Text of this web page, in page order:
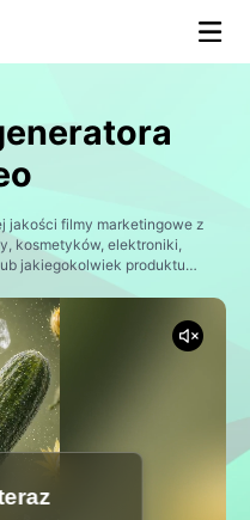
▼
narzędzia
jakości filmy marketingowe z
kosmetyków, elektroniki,
jakiegokolwiek produktu
reklamy stylu życia, sceny
stylu influencerów i kampanie
które mają zwiększyć
sprzedaż.